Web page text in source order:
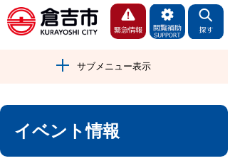
サブメニュー表示
イベント情報